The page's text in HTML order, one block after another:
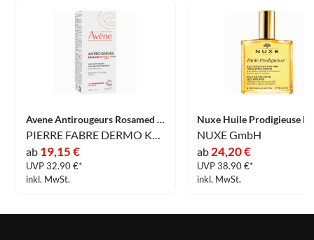
Avene Antirougeurs Rosamed Spf50+ Anti- Rötungen Konzentrat 30 ml
PIERRE FABRE DERMO KOSMETIK GmbH
ab 19,15 €
UVP 32.90 €*
inkl. MwSt.
NUXE GmbH
ab 24,20 €
UVP 38.90 €*
inkl. MwSt.